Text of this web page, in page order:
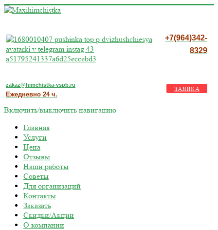
+7(964)342-
8329
zakaz@himchistka-vspb.ru
Ежедневно 24 ч.
ЗАЯВКА
Включить/выключить навигацию
Главная
Услуги
Цена
Отзывы
Наши работы
Советы
Для организаций
Контакты
Заказать
Скидки/Акции
О компании